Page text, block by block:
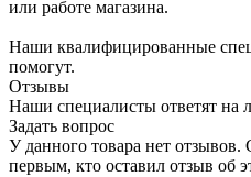
или работе магазина.
Наши квалифицированные
помогут.
Отзывы
Наши специалисты ответят
Задать вопрос
У данного товара нет отзывов.
первым, кто оставил отзыв об